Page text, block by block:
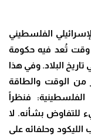
الفلسطيني
وقت تُعد فيه حكومة
البلاد. وفي هذا
الوقت والطاقة
الفلسطينية: فنظراً
للتفاوض بشأنه. لا
وحلفائه على